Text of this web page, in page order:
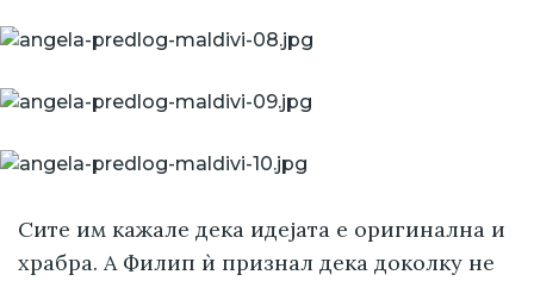
Сите им кажале дека идејата е оригинална и
храбра. А Филип ѝ признал дека доколку не